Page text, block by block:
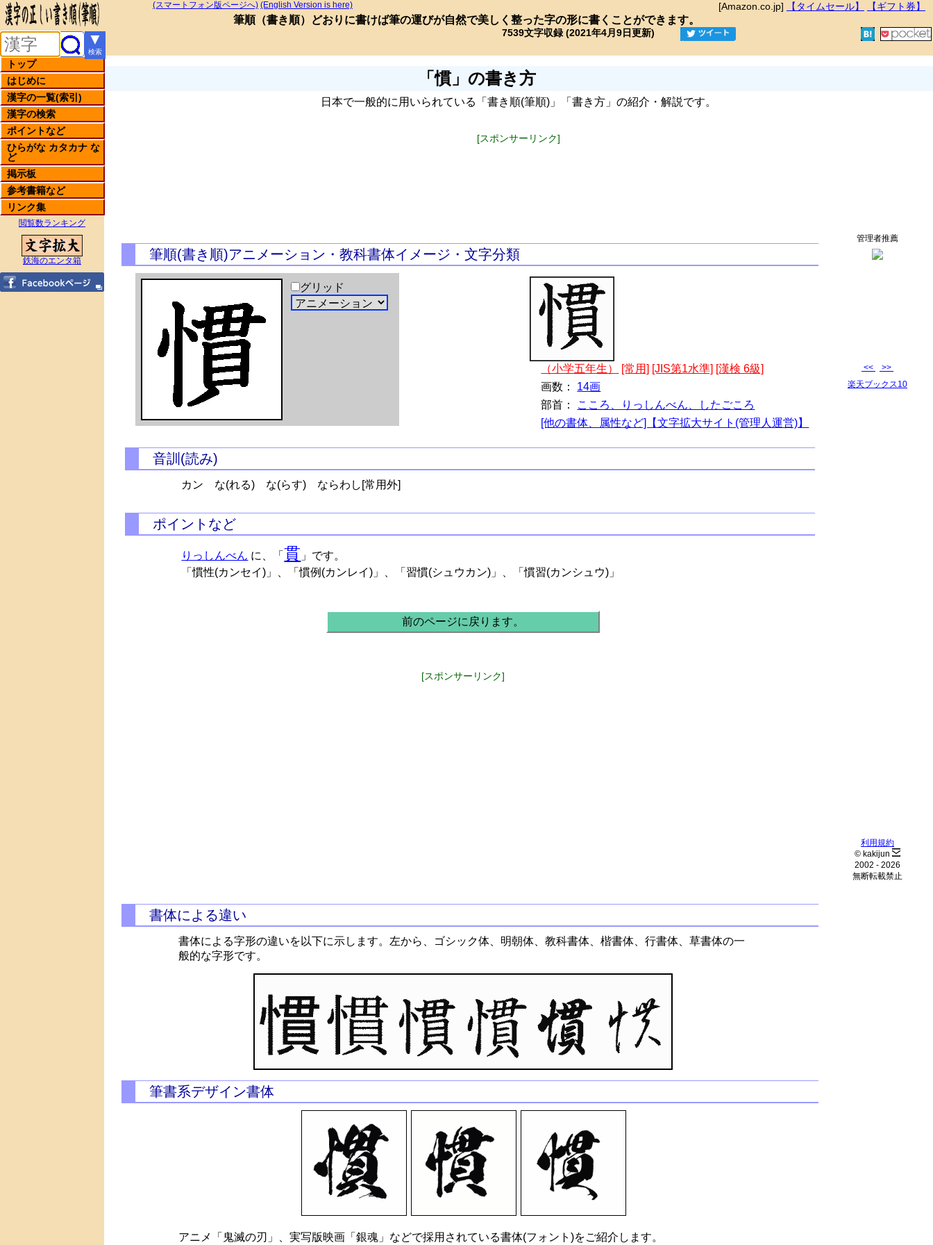
[Amazon.co.jp] 【タイムセール】 【ギフト券】
(スマートフォン版ページへ) (English Version is here)
筆順（書き順）どおりに書けば筆の運びが自然で美しく整った字の形に書くことができます。
7539文字収録 (2021年4月9日更新)
▼
検索
トップ
はじめに
漢字の一覧(索引)
漢字の検索
ポイントなど
ひらがな カタカナ な
ど
掲示板
参考書籍など
リンク集
閲覧数ランキング
鉄海のエンタ箱
「慣」の書き方
日本で一般的に用いられている「書き順(筆順)」「書き方」の紹介・解説です。
[スポンサーリンク]
筆順(書き順)アニメーション・教科書体イメージ・文字分類
グリッド
（小学五年生） [常用] [JIS第1水準] [漢検 6級]
画数： 14画
部首： こころ、りっしんべん、したごころ
[他の書体、属性など]【文字拡大サイト(管理人運営)】
音訓(読み)
カン な(れる) な(らす) ならわし[常用外]
ポイントなど
りっしんべん に、「 貫 」です。
「慣性(カンセイ)」、「慣例(カンレイ)」、「習慣(シュウカン)」、「慣習(カンシュウ)」
前のページに戻ります。
[スポンサーリンク]
書体による違い
書体による字形の違いを以下に示します。左から、ゴシック体、明朝体、教科書体、楷書体、行書体、草書体の一
般的な字形です。
筆書系デザイン書体
アニメ「鬼滅の刃」、実写版映画「銀魂」などで採用されている書体(フォント)をご紹介します。
管理者推薦
<<
>>
楽天ブックス10
利用規約
© kakijun
2002 - 2026
無断転載禁止